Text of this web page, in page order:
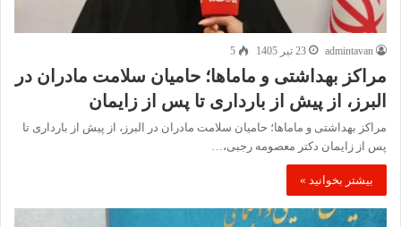
admintavan 23 تیر 1405 5
مراکز بهداشتی و ماماها؛ حامیان سلامت مادران در
البرز، از پیش از بارداری تا پس از زایمان
مراکز بهداشتی و ماماها؛ حامیان سلامت مادران در البرز، از پیش از بارداری تا
پس از زایمان دکتر معصومه رجبی،…
بیشتر بخوانید »